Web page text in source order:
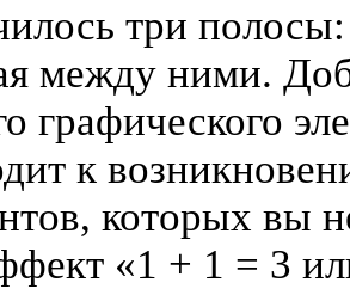
три
между ними.
графического
к
которых вы
«1 + 1 = 3